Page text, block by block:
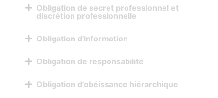
Obligation de secret professionnel et
discrétion professionnelle
Obligation d'information
Obligation de responsabilité
Obligation d'obéissance hiérarchique